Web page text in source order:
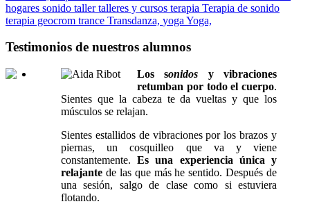
hogares sonido tallertalleres y cursos terapia Terapia de sonido
terapia geocrom trance Transdanza, yoga Yoga,
Testimonios de nuestros alumnos
Los sonidos y vibraciones
retumban por todo el cuerpo.
Sientes que la cabeza te da vueltas y que los
músculos se relajan.
Sientes estallidos de vibraciones por los brazos y
piernas, un cosquilleo que va y viene
constantemente.Es una experiencia única y
relajante de las que más he sentido. Después de
una sesión, salgo de clase como si estuviera
flotando.